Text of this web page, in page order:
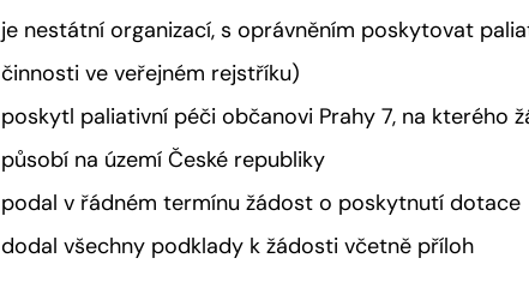
je nestátní organizací, s oprávněním poskytovat
činnosti ve veřejném rejstříku)
poskytl paliativní péči občanovi Prahy 7, na kterého
působí na území České republiky
podal v řádném termínu žádost o poskytnutí dotace
dodal všechny podklady k žádosti včetně příloh